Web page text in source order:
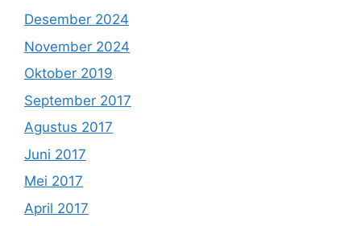
Desember 2024
November 2024
Oktober 2019
September 2017
Agustus 2017
Juni 2017
Mei 2017
April 2017